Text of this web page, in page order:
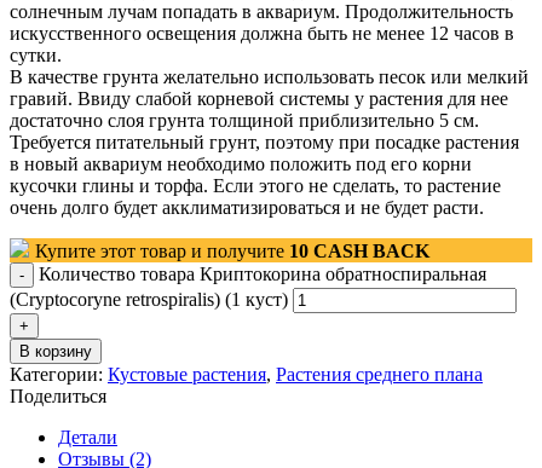
солнечным лучам попадать в аквариум. Продолжительность
искусственного освещения должна быть не менее 12 часов в
сутки.
В качестве грунта желательно использовать песок или мелкий
гравий. Ввиду слабой корневой системы у растения для нее
достаточно слоя грунта толщиной приблизительно 5 см.
Требуется питательный грунт, поэтому при посадке растения
в новый аквариум необходимо положить под его корни
кусочки глины и торфа. Если этого не сделать, то растение
очень долго будет акклиматизироваться и не будет расти.
Купите этот товар и получите 10 CASH BACK
Количество товара Криптокорина обратноспиральная
(Cryptocoryne retrospiralis) (1 куст)
В корзину
Категории: Кустовые растения, Растения среднего плана
Поделиться
Детали
Отзывы (2)